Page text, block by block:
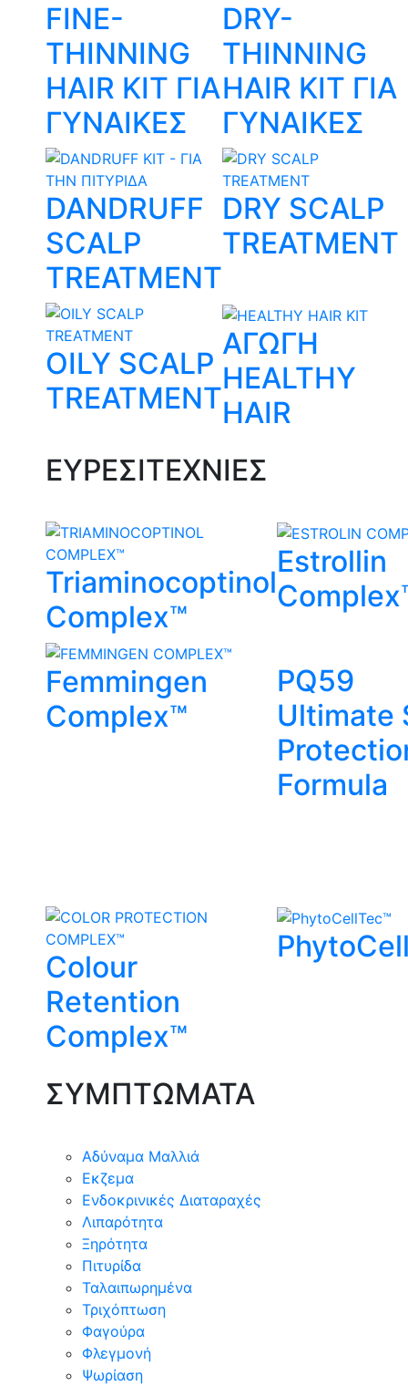
FINE-
THINNING
HAIR KIT ΓΙΑ
ΓΥΝΑΙΚΕΣ
DRY-
THINNING
HAIR KIT ΓΙΑ
ΓΥΝΑΙΚΕΣ
DANDRUFF
SCALP
TREATMENT
DRY SCALP
TREATMENT
OILY SCALP
TREATMENT
ΑΓΩΓΗ
HEALTHY
HAIR
ΕΥΡΕΣΙΤΕΧΝΙΕΣ
Triaminocoptinol
Complex™
Estrollin
Femmingen
Complex™
PQ59
Ultimate
Formula
Colour
Retention
Complex™
ΣΥΜΠΤΩΜΑΤΑ
Αδύναμα Μαλλιά
Εκζεμα
Ενδοκρινικές Διαταραχές
Λιπαρότητα
Ξηρότητα
Πιτυρίδα
Ταλαιπωρημένα
Τριχόπτωση
Φαγούρα
Φλεγμονή
Ψωρίαση